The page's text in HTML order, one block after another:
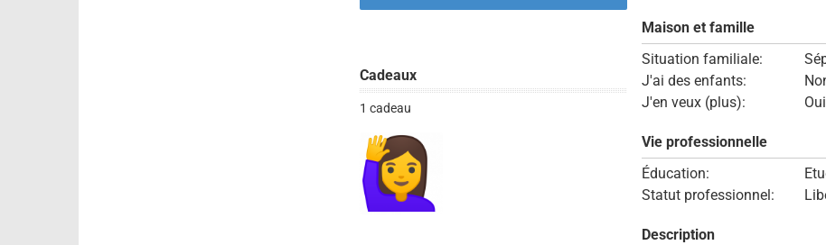
Cadeaux
1 cadeau
Maison et famille
Situation familiale:
J'ai des enfants:
J'en veux (plus):
Oui
Vie professionnelle
Éducation:
Statut professionnel:
Description